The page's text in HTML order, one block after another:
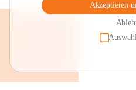
Akzeptieren